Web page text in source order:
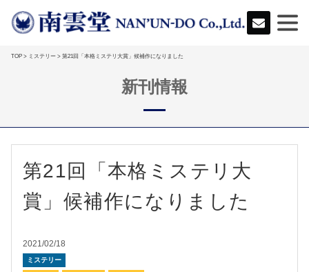
TOP > ミステリー > 第21回「本格ミステリ大賞」候補作になりました
新刊情報
第21回「本格ミステリ大
賞」候補作になりました
2021/02/18
ミステリー